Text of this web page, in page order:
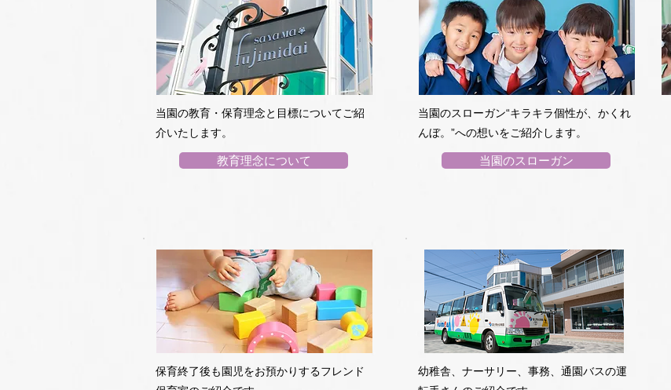
当園の教育・保育理念と目標についてご紹
介いたします。
教育理念について
当園のスローガン“キラキラ個性が、かくれ
んぼ。”への想いをご紹介します。
当園のスローガン
保育終了後も園児をお預かりするフレンド
​幼稚舎、ナーサリー、事務、通園バスの運